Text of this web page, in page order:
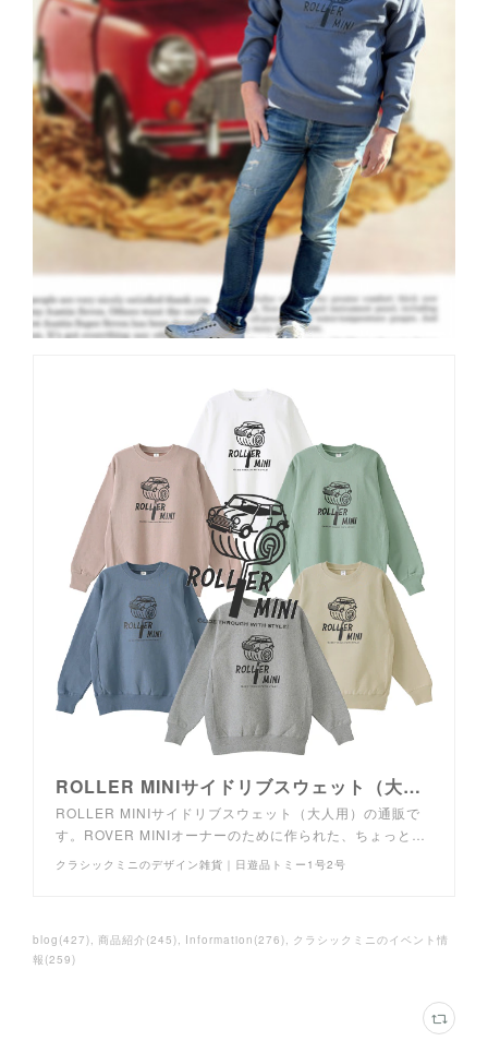
ROLLER MINIサイドリブスウェット（大人用）の通販｜日遊品トミー1号2号
ROLLER MINIサイドリブスウェット（大人用）の通販で
す。ROVER MINIオーナーのために作られた、ちょっと…
クラシックミニのデザイン雑貨｜日遊品トミー1号2号
blog (427) 商品紹介 (245) Information (276)
クラシックミニのイベント情
報 (259)